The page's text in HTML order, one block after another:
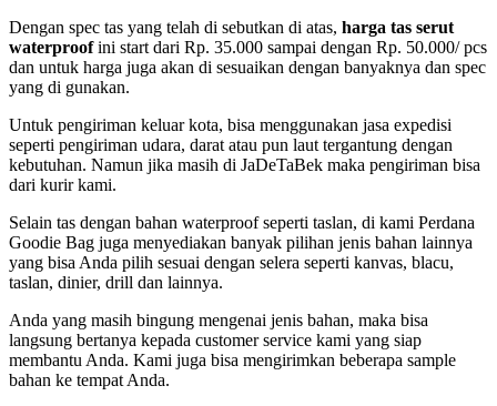
Dengan spec tas yang telah di sebutkan di atas, harga tas serut
waterproofini start dari Rp. 35.000 sampai dengan Rp. 50.000/ pcs
dan untuk harga juga akan di sesuaikan dengan banyaknya dan spec
yang di gunakan.
Untuk pengiriman keluar kota, bisa menggunakan jasa expedisi
seperti pengiriman udara, darat atau pun laut tergantung dengan
kebutuhan. Namun jika masih di JaDeTaBek maka pengiriman bisa
dari kurir kami.
Selain tas dengan bahan waterproof seperti taslan, di kami Perdana
Goodie Bag juga menyediakan banyak pilihan jenis bahan lainnya
yang bisa Anda pilih sesuai dengan selera seperti kanvas, blacu,
taslan, dinier, drill dan lainnya.
Anda yang masih bingung mengenai jenis bahan, maka bisa
langsung bertanya kepada customer service kami yang siap
membantu Anda. Kami juga bisa mengirimkan beberapa sample
bahan ke tempat Anda.